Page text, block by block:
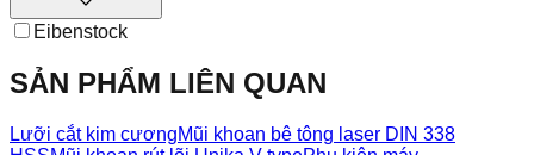
Eibenstock
SẢN PHẨM LIÊN QUAN
Lưỡi cắt kim cươngMũi khoan bê tông laser DIN 338